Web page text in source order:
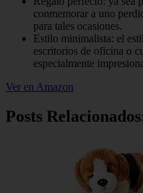
conmemorar a uno
para tales ocasiones.
Estilo minimalista: el
escritorios de oficina o
especialmente
Ver en Amazon
Posts